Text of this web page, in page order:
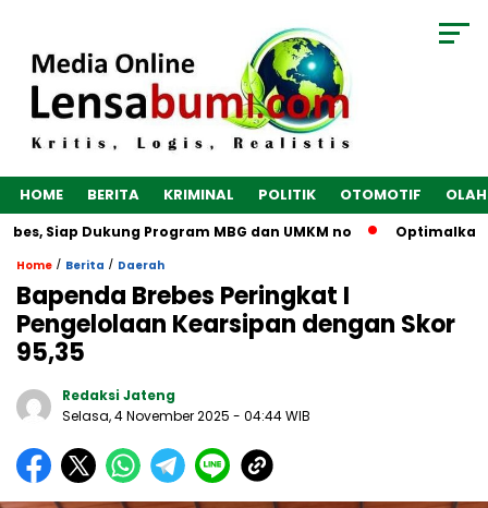
HOME BERITA KRIMINAL POLITIK OTOMOTIF
Siap Dukung Program MBG dan UMKM no Optimalkan
Home / Berita / Daerah
Bapenda Brebes Peringkat I
Pengelolaan Kearsipan dengan Skor
95,35
Redaksi Jateng
Selasa, 4 November 2025 - 04:44 WIB